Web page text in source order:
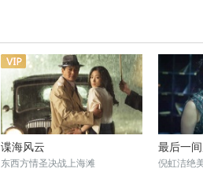
谍海风云
东西方情圣决战上海滩
最后一
倪虹洁绝